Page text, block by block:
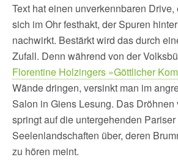
Text hat einen unverkennbaren
sich im Ohr festhakt, der Spuren
nachwirkt. Bestärkt wird das durch
Zufall. Denn während von der
Florentine Holzingers »Göttlicher
Wände dringen, versinkt man im
Salon in Giens Lesung. Das Dröhnen
springt auf die untergehenden Pariser
Seelenlandschaften über, deren
zu hören meint.